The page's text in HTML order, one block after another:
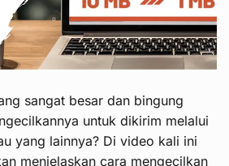
sangat besar dan bingung
untuk dikirim melalui
yang lainnya? Di video kali ini
menjelaskan cara mengecilkan